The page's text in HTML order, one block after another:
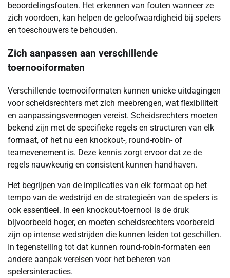
beoordelingsfouten. Het erkennen van fouten wanneer ze
zich voordoen, kan helpen de geloofwaardigheid bij spelers
en toeschouwers te behouden.
Zich aanpassen aan verschillende
toernooiformaten
Verschillende toernooiformaten kunnen unieke uitdagingen
voor scheidsrechters met zich meebrengen, wat flexibiliteit
en aanpassingsvermogen vereist. Scheidsrechters moeten
bekend zijn met de specifieke regels en structuren van elk
formaat, of het nu een knockout-, round-robin- of
teamevenement is. Deze kennis zorgt ervoor dat ze de
regels nauwkeurig en consistent kunnen handhaven.
Het begrijpen van de implicaties van elk formaat op het
tempo van de wedstrijd en de strategieën van de spelers is
ook essentieel. In een knockout-toernooi is de druk
bijvoorbeeld hoger, en moeten scheidsrechters voorbereid
zijn op intense wedstrijden die kunnen leiden tot geschillen.
In tegenstelling tot dat kunnen round-robin-formaten een
andere aanpak vereisen voor het beheren van
spelersinteracties.